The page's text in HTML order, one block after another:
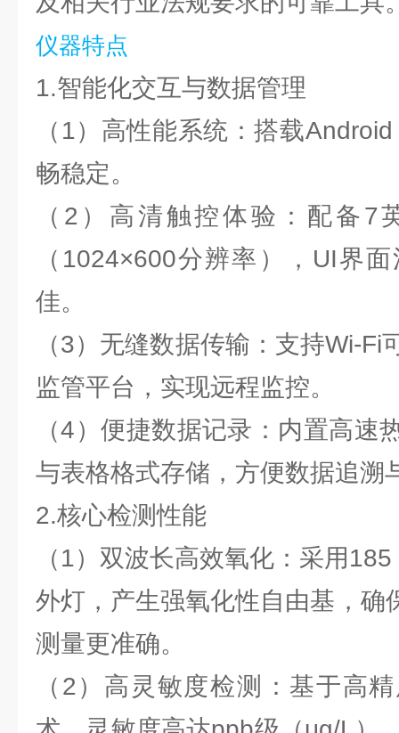
仪器特点
1.智能化交互与数据管理
（1）高性能系统：搭载
畅稳定。
（2）高清触控体验：配备7
（1024×600分辨率），UI界
佳。
（3）无缝数据传输：支持Wi-
监管平台，实现远程监控。
（4）便捷数据记录：内置高速
与表格格式存储，方便数据追溯
2.核心检测性能
（1）双波长高效氧化：采用
外灯，产生强氧化性自由基，确
测量更准确。
（2）高灵敏度检测：基于高